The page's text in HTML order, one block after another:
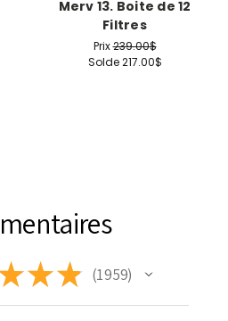
Merv 13. Boite de 12
Filtres
Prix239.00$
Solde217.00$
★★ 1 959
1959